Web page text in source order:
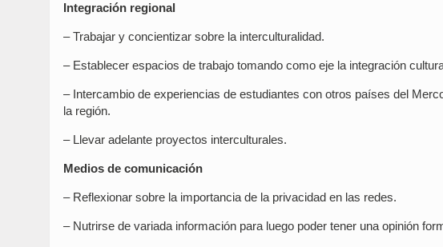
Integración regional
– Trabajar y concientizar sobre la interculturalidad.
– Establecer espacios de trabajo tomando como eje la integración
– Intercambio de experiencias de estudiantes con otros países del
la región.
– Llevar adelante proyectos interculturales.
Medios de comunicación
– Reflexionar sobre la importancia de la privacidad en las redes.
– Nutrirse de variada información para luego poder tener una opinión